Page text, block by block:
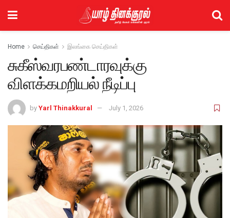
Home செய்திகள் இலங்கை செய்திகள்
சுகீஸ்வரபண்டாரவுக்கு
விளக்கமறியல் நீடிப்பு
by Yarl Thinakkural July 1, 2026